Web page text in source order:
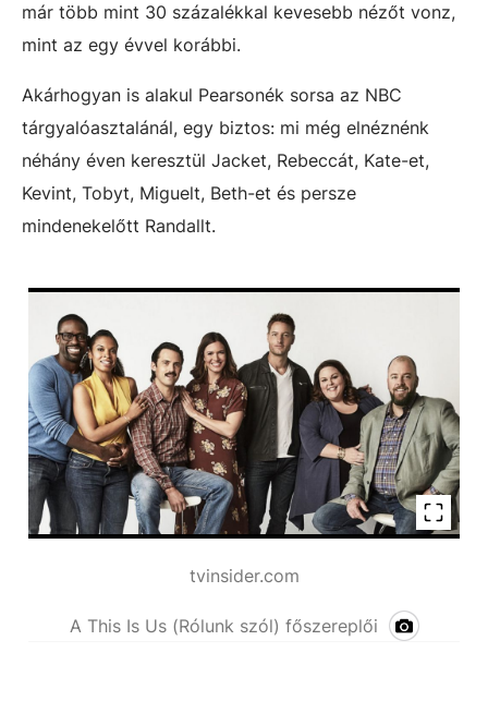
már több mint 30 százalékkal kevesebb nézőt vonz,
mint az egy évvel korábbi.
Akárhogyan is alakul Pearsonék sorsa az NBC
tárgyalóasztalánál, egy biztos: mi még elnéznénk
néhány éven keresztül Jacket, Rebeccát, Kate-et,
Kevint, Tobyt, Miguelt, Beth-et és persze
mindenekelőtt Randallt.
tvinsider.com
A This Is Us (Rólunk szól) főszereplői